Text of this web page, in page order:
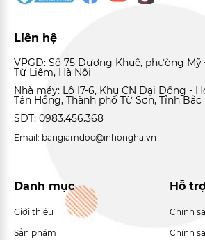
Liên hệ
VPGD: Số 75 Dương Khuê, phường
Từ Liêm, Hà Nội
Nhà máy: Lô I7-6, Khu CN Đại Đồng -
Tân Hồng, Thành phố Từ Sơn, Tỉnh Bắc
SĐT: 0983.456.368
Email: bangiamdoc@inhongha.vn
Danh mục
Giới thiệu
Sản phẩm
Hỗ trợ
Chính
Chính